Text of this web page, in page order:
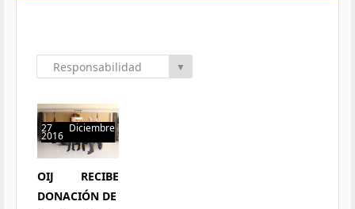
Responsabilidad
▼
27 Diciembre
2016
51 hits
OIJ RECIBE
DONACIÓN DE